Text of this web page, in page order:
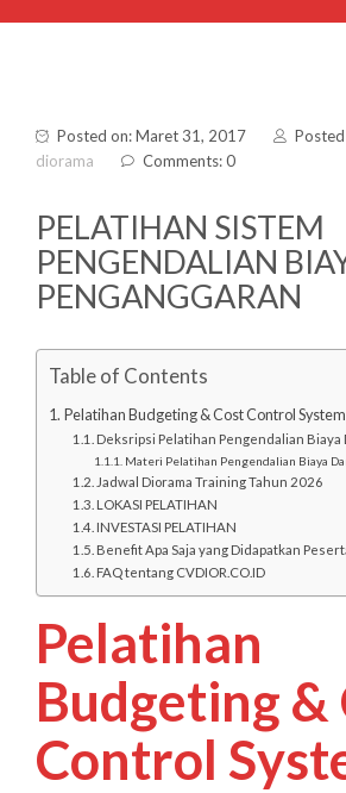
Posted on: Maret 31, 2017
diorama
Comments: 0
PELATIHAN SISTEM
PENGENDALIAN
PENGANGGARAN
Table of Contents
Pelatihan Budgeting & Cost Control System
Deksripsi Pelatihan Pengendalian Biaya
Materi Pelatihan Pengendalian Biaya
Jadwal Diorama Training Tahun 2026
LOKASI PELATIHAN
INVESTASI PELATIHAN
Benefit Apa Saja yang Didapatkan
FAQ tentang CVDIOR.CO.ID
Pelatihan
Budgeting &
Control